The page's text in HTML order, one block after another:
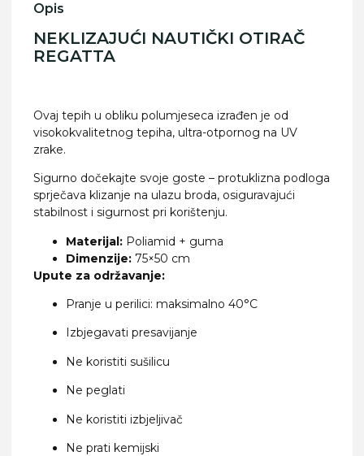
Opis
NEKLIZAJUĆI NAUTIČKI OTIRAČ
REGATTA
Ovaj tepih u obliku polumjeseca izrađen je od
visokokvalitetnog tepiha, ultra-otpornog na UV
zrake.
Sigurno dočekajte svoje goste – protuklizna podloga
sprječava klizanje na ulazu broda, osiguravajući
stabilnost i sigurnost pri korištenju.
Materijal: Poliamid + guma
Dimenzije: 75×50 cm
Upute za održavanje:
Pranje u perilici: maksimalno 40°C
Izbjegavati presavijanje
Ne koristiti sušilicu
Ne peglati
Ne koristiti izbjeljivač
Ne prati kemijski